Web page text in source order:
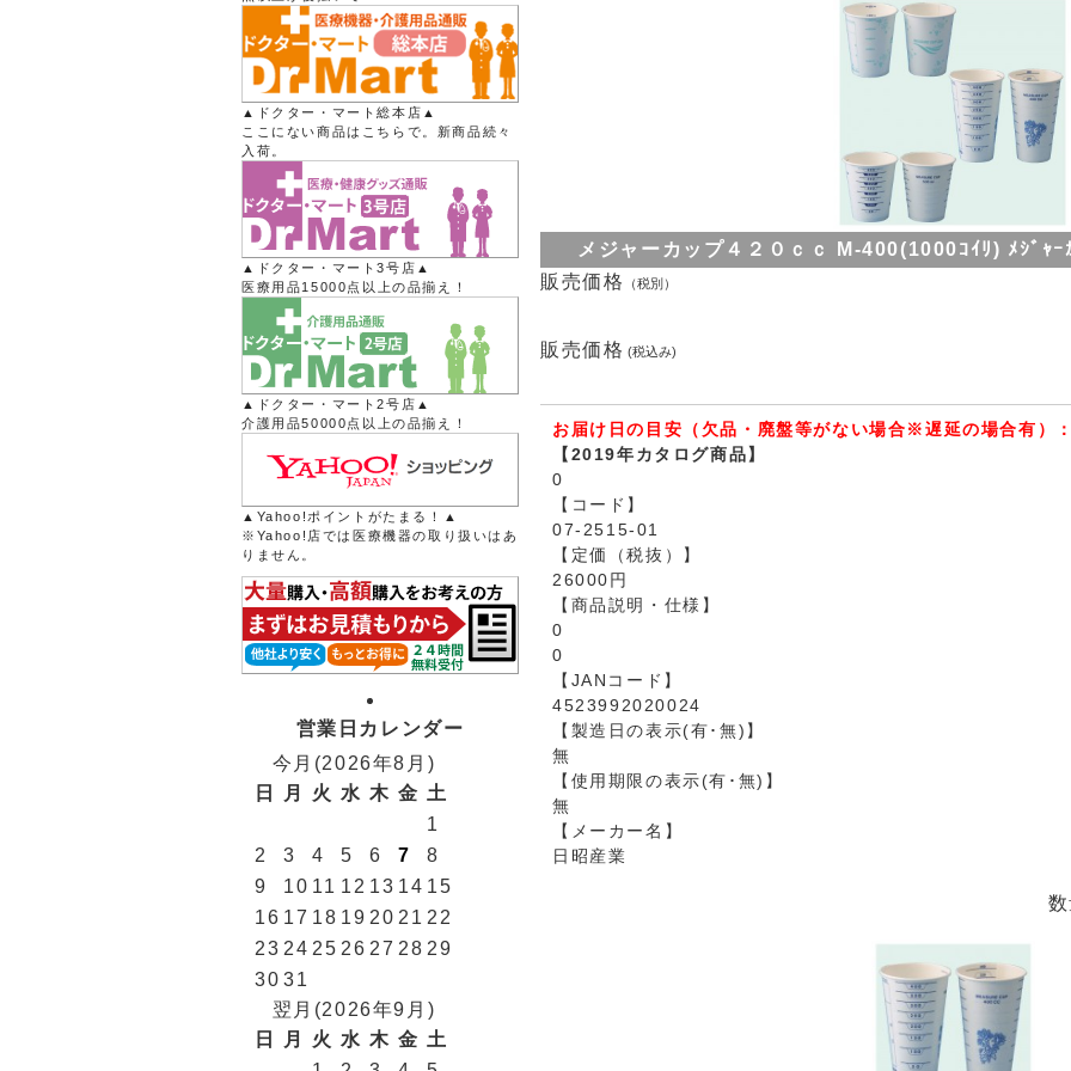
メジャーカップ４２０ｃｃ M-400(1000ｺｲﾘ) ﾒｼﾞ
販売価格
（税別）
販売価格 (税込み)
お届け日の目安（欠品・廃盤等がない場合※遅延の場合有）
【2019年カタログ商品】
0
【コード】
07-2515-01
【定価（税抜）】
26000円
【商品説明・仕様】
0
0
【JANコード】
4523992020024
【製造日の表示(有･無)】
無
【使用期限の表示(有･無)】
無
【メーカー名】
日昭産業
▲ドクター・マート総本店▲
ここにない商品はこちらで。新商品続々
入荷。
▲ドクター・マート3号店▲
医療用品15000点以上の品揃え！
▲ドクター・マート2号店▲
介護用品50000点以上の品揃え！
▲Yahoo!ポイントがたまる！▲
※Yahoo!店では医療機器の取り扱いはあ
りません。
営業日カレンダー
今月(2026年8月)
日
月 火 水 木 金 土
1
2
3 4 5 6 7
8
9
10 11 12 13 14 15
16 17 18 19 20 21 22
23 24 25 26 27 28 29
30 31
翌月(2026年9月)
日
月 火 水 木 金 土